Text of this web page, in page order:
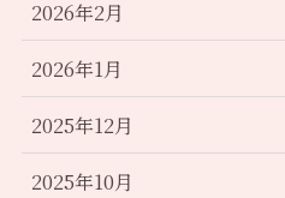
2026年2月
2026年1月
2025年12月
2025年10月